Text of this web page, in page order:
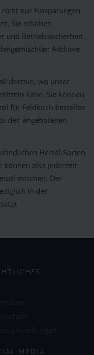
nur Einsparungen
Sie erhöhen
und Betriebssicherheit
Additive
dorthin, wo unser
kann. Sie können
für Feldkirch bestellen
den angebotenen
Heizöl-Sorten
können also jederzeit
mischen. Der
in der
MEDIA